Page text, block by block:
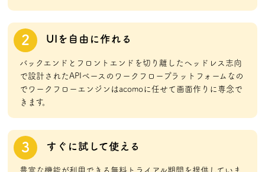
2 UIを自由に作れる
バックエンドとフロントエンドを切り離したヘッドレス志向
で設計されたAPIベースのワークフロープラットフォームなの
でワークフローエンジンはacomoに任せて画面作りに専念で
きます。
3 すぐに試して使える
豊富な機能が利用できる無料トライアル期間を提供していま